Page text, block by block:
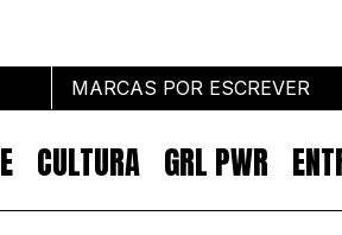
MARCAS POR ESCREVER
CULTURA GRL PWR